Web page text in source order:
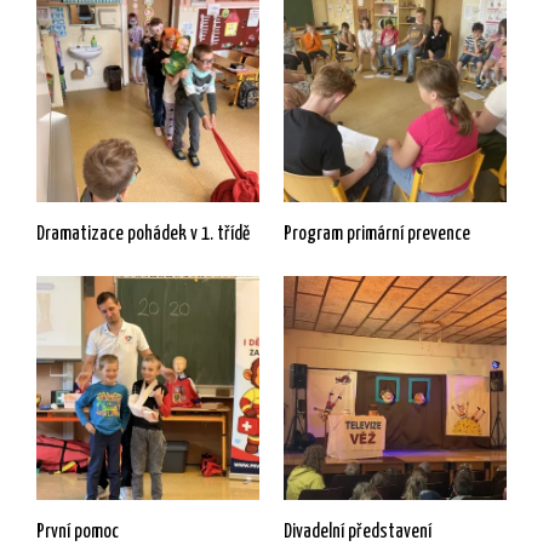
Dramatizace pohádek v 1. třídě Program primární prevence
První pomoc Divadelní představení